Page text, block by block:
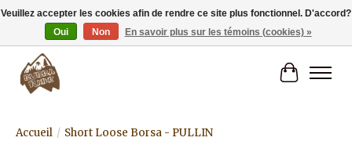
Livraison gratuite à partir de 80€.
Panier
Accueil / Short Loose Borsa - PULLIN
Veuillez accepter les cookies afin de rendre ce site plus fonctionnel. D'accord?
Oui
Non En savoir plus sur les témoins (cookies) »